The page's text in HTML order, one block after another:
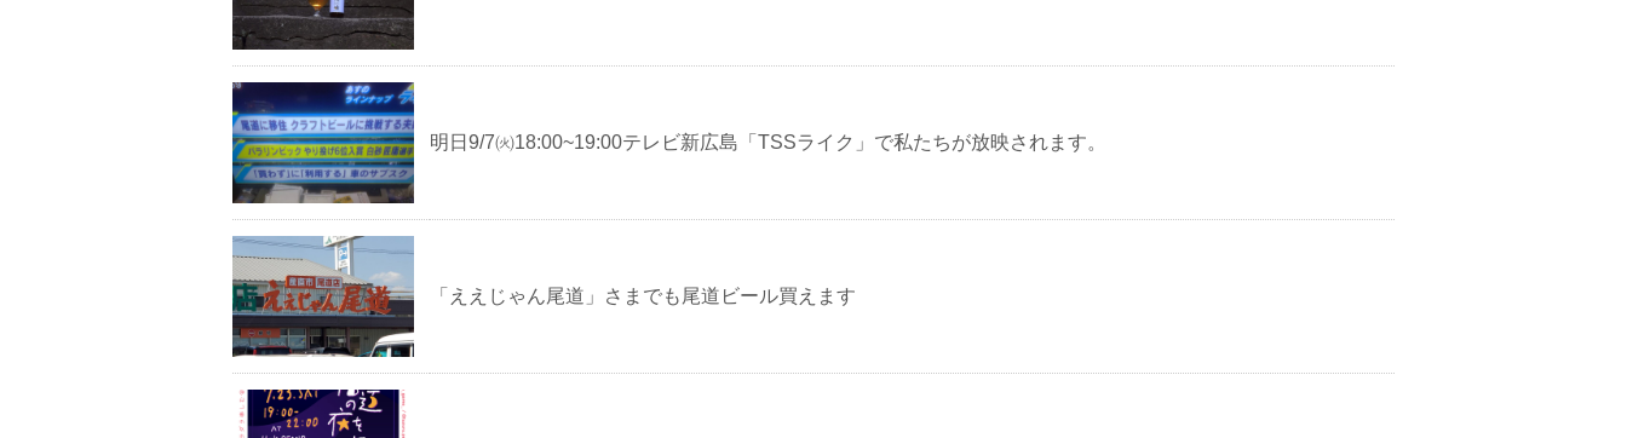
明日9/7㈫18:00~19:00テレビ新広島「TSSライク」で私たちが放映されます。
「ええじゃん尾道」さまでも尾道ビール買えます